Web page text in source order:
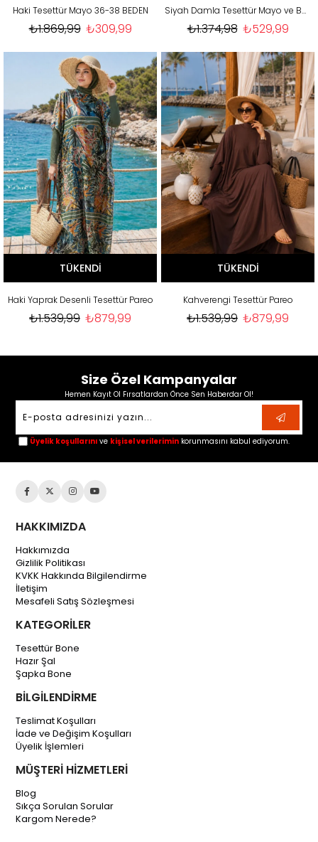
Haki Tesettür Mayo 36-38 BEDEN
₺309,99
₺1.869,99
Siyah Damla Tesettür Mayo ve Bone Takım 48-50 beden
₺529,99
₺1.374,98
TÜKENDI
Haki Yaprak Desenli Tesettür Pareo
₺879,99
₺1.539,99
TÜKENDI
Kahverengi Tesettür Pareo
₺879,99
₺1.539,99
Size Özel Kampanyalar
Hemen Kayıt Ol Fırsatlardan Önce Sen Haberdar Ol!
Üyelik koşullarını ve kişisel verilerimin korunmasını kabul ediyorum.
HAKKIMIZDA
Hakkımızda
Gizlilik Politikası
KVKK Hakkında Bilgilendirme
İletişim
Mesafeli Satış Sözleşmesi
KATEGORİLER
Tesettür Bone
Hazır Şal
Şapka Bone
BİLGİLENDİRME
Teslimat Koşulları
İade ve Değişim Koşulları
Üyelik İşlemleri
MÜŞTERİ HİZMETLERİ
Blog
Sıkça Sorulan Sorular
Kargom Nerede?